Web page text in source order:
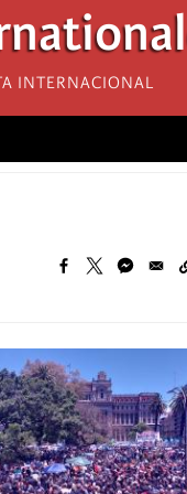
Internacional